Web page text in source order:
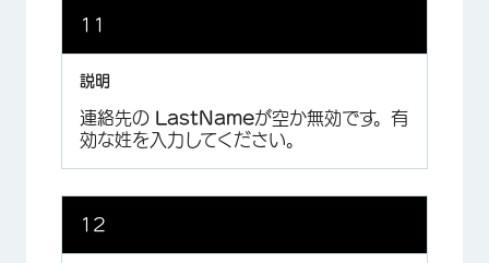
11
連絡先の LastNameが空か無効です。有
効な姓を入力してください。
12